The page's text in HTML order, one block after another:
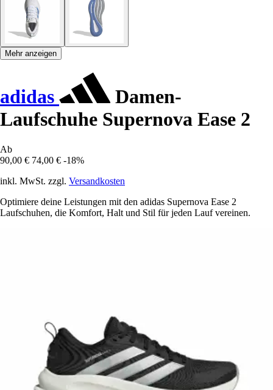
Mehr anzeigen
adidas
Damen-
Laufschuhe Supernova Ease 2
Ab
90,00 € 74,00 € -18%
inkl. MwSt. zzgl. Versandkosten
Optimiere deine Leistungen mit den adidas Supernova Ease 2
Laufschuhen, die Komfort, Halt und Stil für jeden Lauf vereinen.